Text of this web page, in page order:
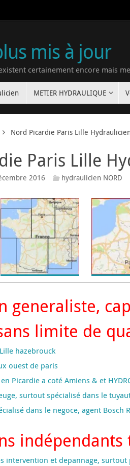
mis à jour
certainement encore mais
METIER HYDRAULIQUE
Nord Picardie Paris Lille
Paris Lille
2016 hydraulicien NORD
generaliste,
limite de
hazebrouck
ouest de paris
Picardie a coté Amiens & et
surtout spécialisé dans le
dans le negoce, agent Bosch
intervention et depannage,